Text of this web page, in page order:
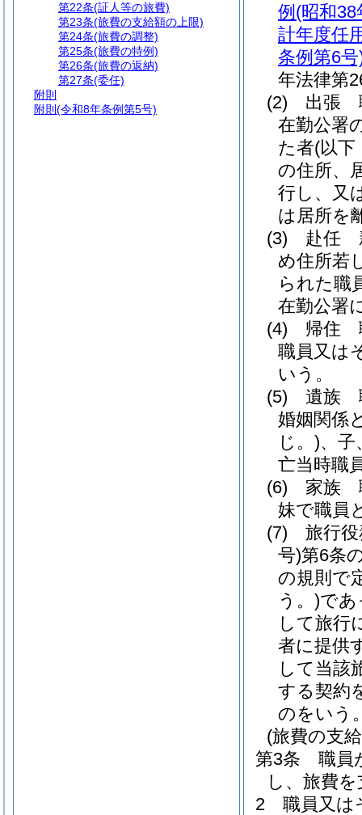
例 (昭和38
計年度任
条例第6号
年法律第
(2)
出張
在勤公署
た者(以下
の住所、
行し、又
は居所を
(3)
赴任
め住所若
られた職
在勤公署
(4)
帰住
職員又は
いう。
(5)
遺族
婚姻関係
じ。)、子
亡当時職
(6)
家族
妹で職員
(7)
旅行
号)第6条
の規則で
う。)であ
して旅行
者に提供
して当該
する契約
のをいう
(旅費の支
第3条
職員
し、旅費
2
職員又は
第22条(証人等の旅費)
第23条(旅費の支給額の上限)
第24条(旅費の調整)
第25条(旅費の特例)
第26条(旅費の返納)
第27条(委任)
附則
附則 (令和8年条例第5号)